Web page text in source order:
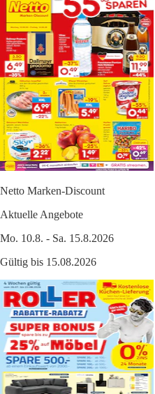
Netto Marken-Discount
Aktuelle Angebote
Mo. 10.8. - Sa. 15.8.2026
Gültig bis 15.08.2026